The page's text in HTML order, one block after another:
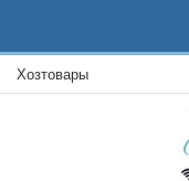
Хозтовары